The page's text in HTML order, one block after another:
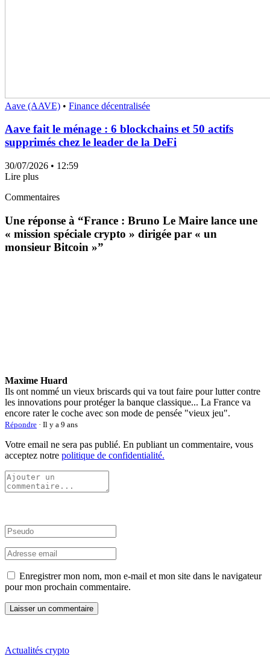
Aave (AAVE) • Finance décentralisée
Aave fait le ménage : 6 blockchains et 50 actifs
supprimés chez le leader de la DeFi
30/07/2026 • 12:59
Lire plus
Commentaires
Une réponse à “France : Bruno Le Maire lance une
« mission spéciale crypto » dirigée par « un
monsieur Bitcoin »”
Maxime Huard
Ils ont nommé un vieux briscards qui va tout faire pour lutter contre
les innovations pour protéger la banque classique... La France va
encore rater le coche avec son mode de pensée "vieux jeu".
Répondre · Il y a 9 ans
Votre email ne sera pas publié. En publiant un commentaire, vous
acceptez notre politique de confidentialité.
Enregistrer mon nom, mon e-mail et mon site dans le navigateur
pour mon prochain commentaire.
Actualités crypto